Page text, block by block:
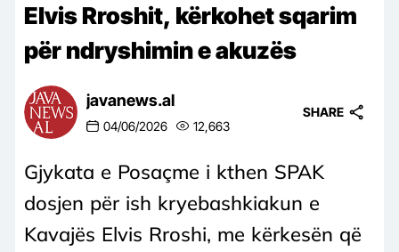
Elvis Rroshit, kërkohet sqarim
për ndryshimin e akuzës
javanews.al
04/06/2026 12,663
SHARE
Gjykata e Posaçme i kthen SPAK
dosjen për ish kryebashkiakun e
Kavajës Elvis Rroshi, me kërkesën që